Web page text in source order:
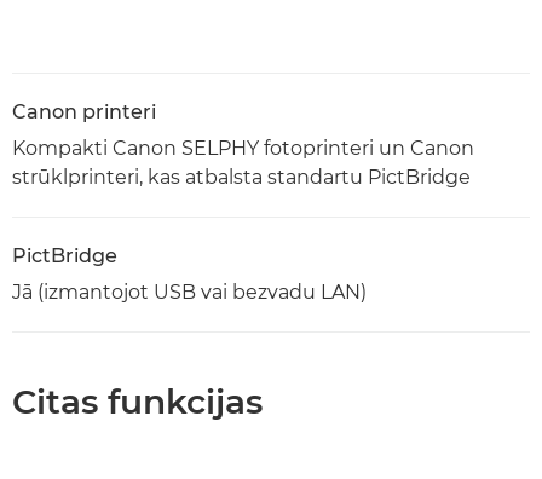
Canon printeri
Kompakti Canon SELPHY fotoprinteri un Canon
strūklprinteri, kas atbalsta standartu PictBridge
PictBridge
Jā (izmantojot USB vai bezvadu LAN)
Citas funkcijas